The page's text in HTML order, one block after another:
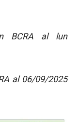
BCRA al lun
al 06/09/2025